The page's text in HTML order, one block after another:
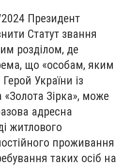
Президент
Статут звання
розділом, де
що «особам, яким
України із
Зірка», може
адресна
житлового
проживання
таких осіб на